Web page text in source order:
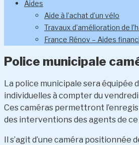
Aides
Aide à l’achat d’un vélo
Travaux d’amélioration de
France Rénov – Aides
Police municipale
La police municipale sera équipée
individuelles à compter du
Ces caméras permettront
des interventions des agents de
Il s’agit d’une caméra positionnée